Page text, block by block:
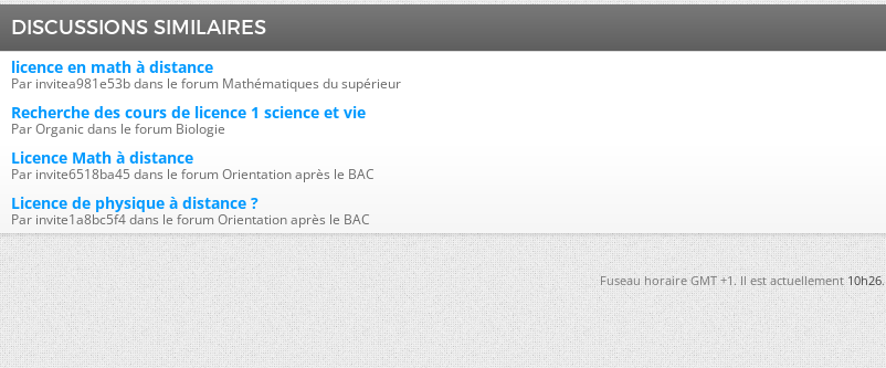
DISCUSSIONS SIMILAIRES
licence en math à distance
Par invitea981e53b dans le forum Mathématiques du supérieur
Recherche des cours de licence 1 science et vie
Par Organic dans le forum Biologie
Licence Math à distance
Par invite6518ba45 dans le forum Orientation après le BAC
Licence de physique à distance ?
Par invite1a8bc5f4 dans le forum Orientation après le BAC
Fuseau horaire GMT +1. Il est actuellement10h26.